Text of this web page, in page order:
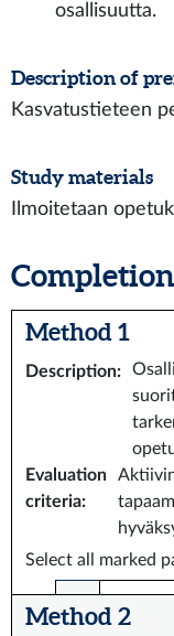
osallisuutta.
Description of
Kasvatustieteen
Study materials
Ilmoitetaan
Method 1
Description:
Evaluation
criteria:
Select all marked
Method 2